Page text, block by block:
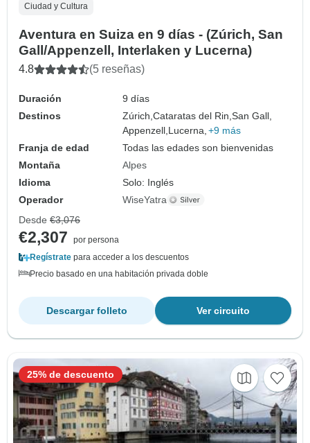
Ciudad y Cultura
Aventura en Suiza en 9 días - (Zúrich, San
Gall/Appenzell, Interlaken y Lucerna)
4.8 (5 reseñas)
Duración
9 días
Destinos
Zúrich,Cataratas del Rin,San Gall,
Appenzell, Lucerna, +9 más
Franja de edad
Todas las edades son bienvenidas
Montaña
Alpes
Idioma
Solo: Inglés
Operador
WiseYatra
Desde €3,076
€2,307
por persona
Regístrate para acceder a los descuentos
Precio basado en una habitación privada doble
Ver circuito
Descargar folleto
25% de descuento